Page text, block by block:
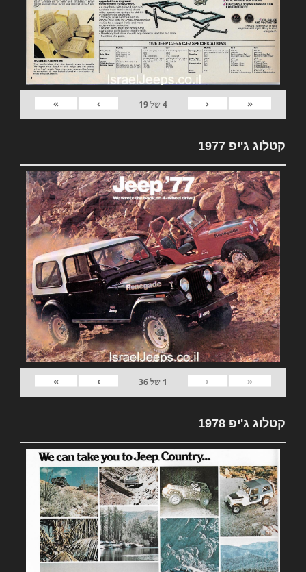
«
‹
4של19
›
»
קטלוג ג'יפ 1977
«
‹
1 של36
›
»
קטלוג ג'יפ 1978